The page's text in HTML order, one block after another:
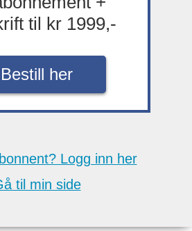
til kr 1999,-
Bestill her
Logg inn her
til min side